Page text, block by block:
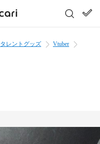
タレントグッズ
Vtuber